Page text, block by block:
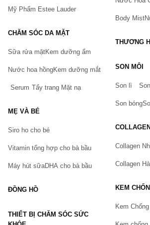
Bạn gặp vấn đề về sản phẩm hay
Hãy báo lỗi cho chúng tôi. Hoặc gọi cho
Vấn đề(*)
Mỹ Phẩm Estee Lauder
CHĂM SÓC DA MẶT
Sữa rửa mặtKem dưỡng ẩm
Nước hoa hồngKem dưỡng mắt
Serum Tẩy trang Mặt nạ
MẸ VÀ BÉ
Siro ho cho bé
Vitamin tổng hợp cho bà bầu
Máy hút sữaDHA cho bà bầu
ĐỒNG HỒ
THIẾT BỊ CHĂM SÓC SỨC
Body Mist
THƯƠNG
SON MÔI
Son lì
Son bóng
Collagen
Collagen
KEM
Kem